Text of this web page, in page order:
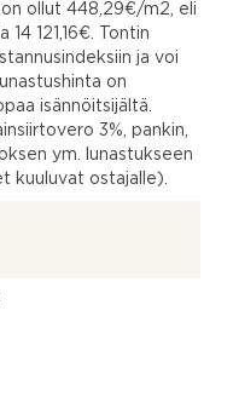
on ollut 448,29€/m2, eli
121,16€. Tontin
ja voi
on
isännöitsijältä.
3%, pankin,
ym. lunastukseen
kuuluvat ostajalle).